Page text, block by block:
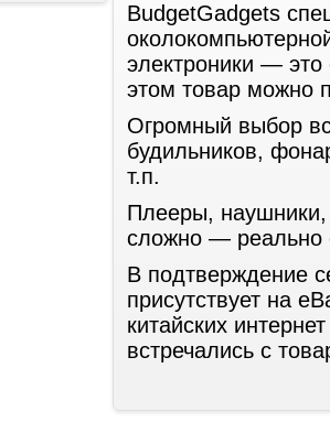
BudgetGadgets
электроники — это
этом товар можно
Огромный выбор
будильников,
т.п.
Плееры, наушники,
сложно — реально
В подтверждение
присутствует на
китайских
встречались с